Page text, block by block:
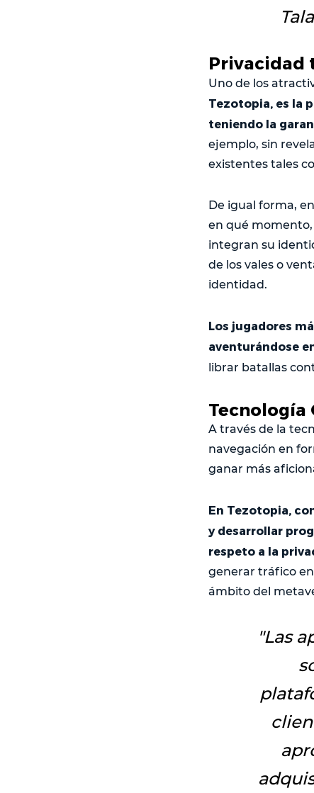
Privacidad
Uno de los
Tezotopia, es la
teniendo la
ejemplo, sin
existentes tales
De igual forma,
en qué
integran su
de los vales o
identidad.
Los jugadores
aventurándose
librar batallas
Tecnología
A través de la
navegación en
ganar más
En Tezotopia,
y desarrollar
respeto a la
generar tráfico
ámbito del
"Las